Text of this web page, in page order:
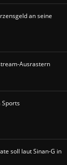
an seine
Ausrastern
Sports
soll laut Sinan-G in